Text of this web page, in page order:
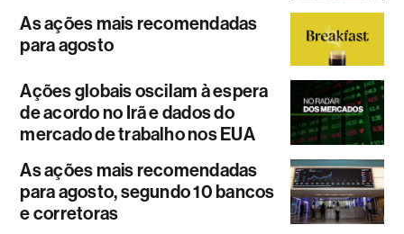
As ações mais recomendadas
para agosto
Ações globais oscilam à espera
de acordo no Irã e dados do
mercado de trabalho nos EUA
As ações mais recomendadas
para agosto, segundo 10 bancos
e corretoras